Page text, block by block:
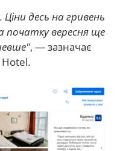
десь на гривень
початку вересня ще
, — зазначає